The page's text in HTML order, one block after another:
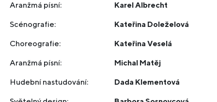
Aranžmá písní: Karel Albrecht
Scénografie: Kateřina Doleželová
Choreografie: Kateřina Veselá
Aranžmá písní: Michal Matěj
Hudební nastudování: Dada Klementová